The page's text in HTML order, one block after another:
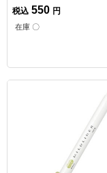
税込 550 円
在庫 〇